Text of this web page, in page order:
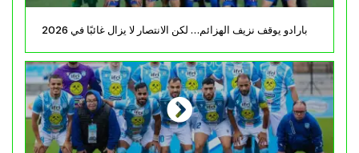
بارادو يوقف نزيف الهزائم… لكن الانتصار لا يزال غائبًا في 2026